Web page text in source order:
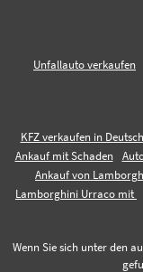
Unfallauto verkaufen
KFZ verkaufen in
Ankauf mit Schaden
Ankauf von
Lamborghini Urraco mit
Wenn Sie sich unter den